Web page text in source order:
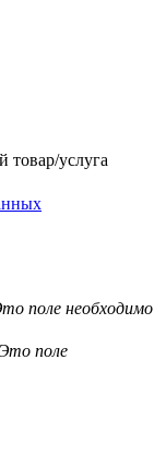
услуга
поле необходимо
поле